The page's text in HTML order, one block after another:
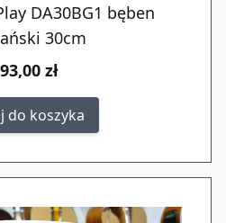
DA30BG1 bęben
30cm
zł
do koszyka